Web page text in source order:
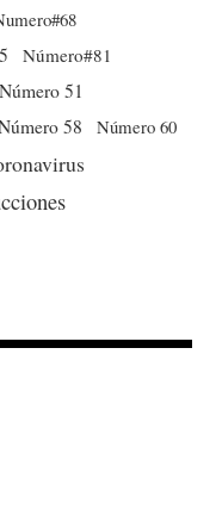
Número#81
Número 51
58
Número 60